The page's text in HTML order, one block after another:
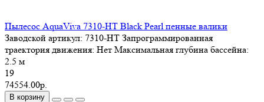
Пылесос AquaViva 7310-HT Black Pearl пенные валики
Заводской артикул: 7310-HT Запрограммированная
траектория движения: Нет Максимальная глубина бассейна:
2.5 м
19
74554.00р.
В корзину